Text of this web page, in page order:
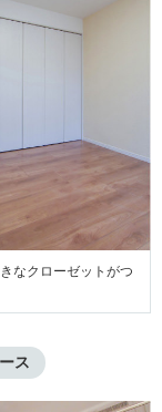
なクローゼットがつ
ス